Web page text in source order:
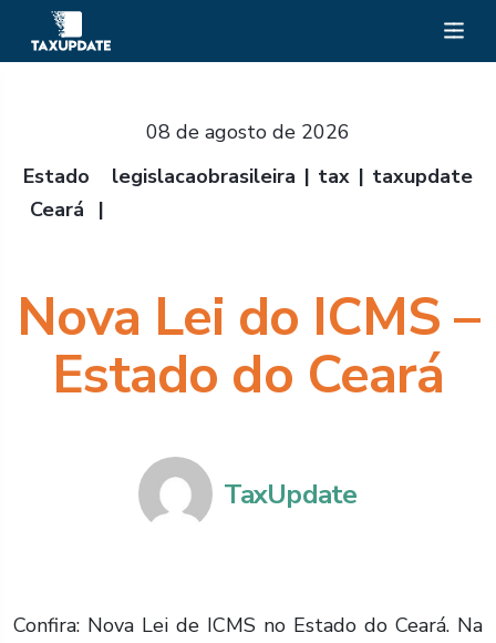
08 de agosto de 2026
Estado
Ceará
legislacaobrasileira tax taxupdate
Nova Lei do ICMS –
Estado do Ceará
TaxUpdate
Confira: Nova Lei de ICMS no Estado do Ceará. Na